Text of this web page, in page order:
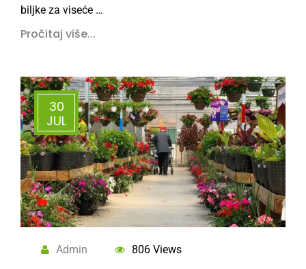
bilјke za viseće …
Pročitaj više...
30
JUL
Admin 806 Views